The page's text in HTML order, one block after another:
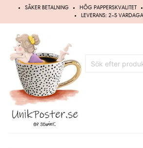
Hoppa
SÄKER BETALNING HÖG PAPPERSKVALITET
LEVERANS: 2–5